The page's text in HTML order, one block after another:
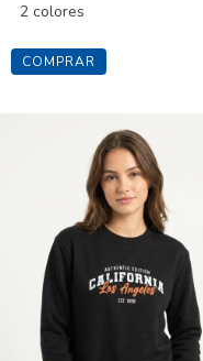
2 colores
COMPRAR